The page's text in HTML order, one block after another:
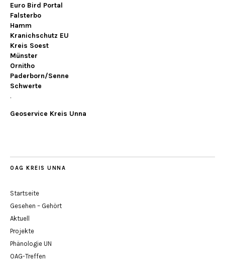
Euro Bird Portal
Falsterbo
Hamm
Kranichschutz EU
Kreis Soest
Münster
Ornitho
Paderborn/Senne
Schwerte
.
Geoservice Kreis Unna
OAG KREIS UNNA
Startseite
Gesehen – Gehört
Aktuell
Projekte
Phänologie UN
OAG-Treffen